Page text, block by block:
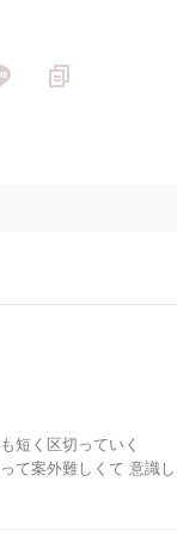
も短く区切ってい
て案外難しくて 意識